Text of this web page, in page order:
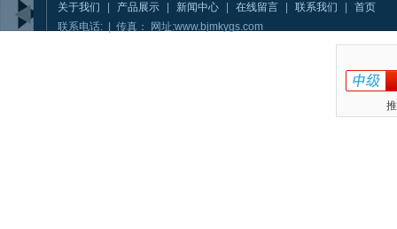
关于我们
产品展示 新闻中心 在线留言 联系我们
首页
联系电话: | 传真： 网址:www.bjmkygs.com